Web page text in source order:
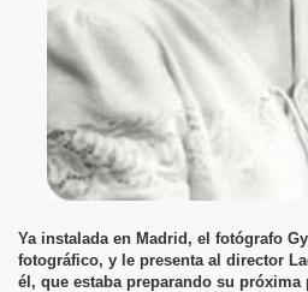
Ya instalada en Madrid, el fotógrafo
fotográfico, y le presenta al director
él, que estaba preparando su próxima